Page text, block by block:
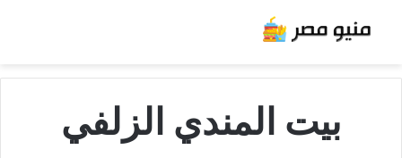
بيت المندي الزلفي